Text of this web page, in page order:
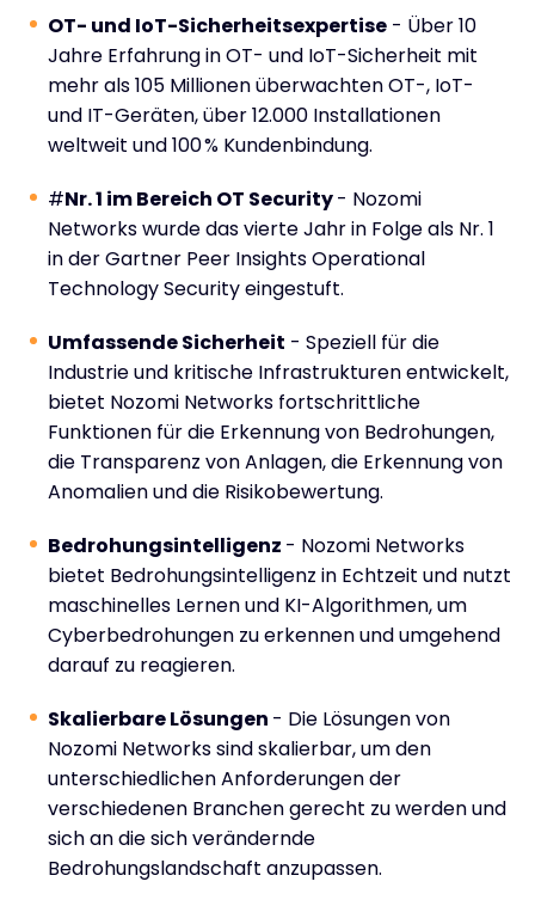
OT- und IoT-Sicherheitsexpertise - Über 10
Jahre Erfahrung in OT- und IoT-Sicherheit mit
mehr als 105 Millionen überwachten OT-, IoT-
und IT-Geräten, über 12.000 Installationen
weltweit und 100 % Kundenbindung.
#Nr. 1 im Bereich OT Security- Nozomi
Networks wurde das vierte Jahr in Folge als Nr. 1
in der Gartner Peer Insights Operational
Technology Security eingestuft.
Umfassende Sicherheit - Speziell für die
Industrie und kritische Infrastrukturen entwickelt,
bietet Nozomi Networks fortschrittliche
Funktionen für die Erkennung von Bedrohungen,
die Transparenz von Anlagen, die Erkennung von
Anomalien und die Risikobewertung.
Bedrohungsintelligenz - Nozomi Networks
bietet Bedrohungsintelligenz in Echtzeit und nutzt
maschinelles Lernen und KI-Algorithmen, um
Cyberbedrohungen zu erkennen und umgehend
darauf zu reagieren.
Skalierbare Lösungen - Die Lösungen von
Nozomi Networks sind skalierbar, um den
unterschiedlichen Anforderungen der
verschiedenen Branchen gerecht zu werden und
sich an die sich verändernde
Bedrohungslandschaft anzupassen.